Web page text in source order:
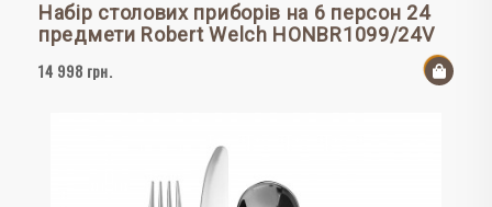
Набір столових приборів на 6 персон 24
предмети Robert Welch HONBR1099/24V
14 998 грн.
До